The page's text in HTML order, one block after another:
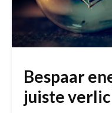
Bespaar
juiste